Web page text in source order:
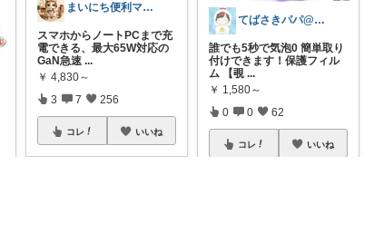
まいにち便利マーケット
スマホからノートPCまで充
電できる、最大65W対応の
GaN急速 ...
￥ 4,830～
3 7 256
コレ いいね
てばさきパパ@スマホアクセ
誰でも5秒で気泡0 簡単取り
付けできます！保護フィル
ム 【覗 ...
￥ 1,580～
0 0 62
コレ いいね